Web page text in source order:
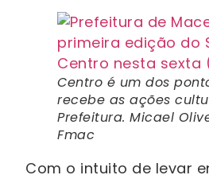
Centro é um dos
recebe as ações
Prefeitura. Micael
Fmac
Com o intuito de levar